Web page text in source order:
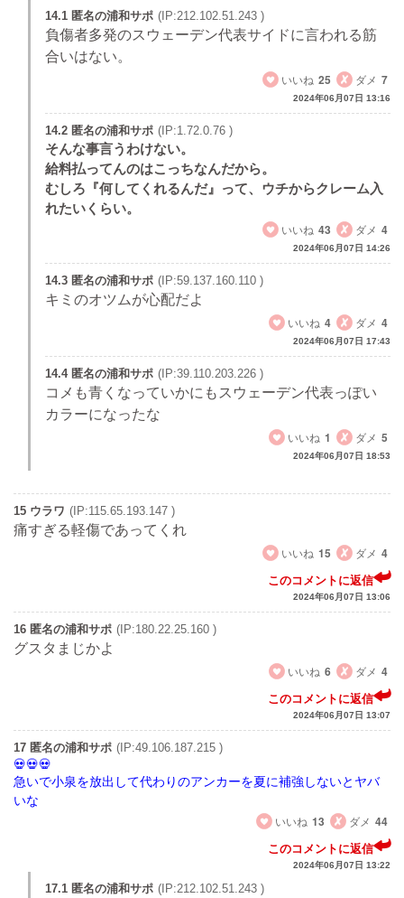
14.1 匿名の浦和サポ (IP:212.102.51.243 )
負傷者多発のスウェーデン代表サイドに言われる筋
合いはない。
いいね 25 ダメ 7
2024年06月07日 13:16
14.2 匿名の浦和サポ (IP:1.72.0.76 )
そんな事言うわけない。
給料払ってんのはこっちなんだから。
むしろ『何してくれるんだ』って、ウチからクレーム入
れたいくらい。
いいね 43 ダメ 4
2024年06月07日 14:26
14.3 匿名の浦和サポ (IP:59.137.160.110 )
キミのオツムが心配だよ
いいね 4 ダメ 4
2024年06月07日 17:43
14.4 匿名の浦和サポ (IP:39.110.203.226 )
コメも青くなっていかにもスウェーデン代表っぽい
カラーになったな
いいね 1 ダメ 5
2024年06月07日 18:53
15 ウラワ (IP:115.65.193.147 )
痛すぎる軽傷であってくれ
いいね 15 ダメ 4
このコメントに返信
2024年06月07日 13:06
16 匿名の浦和サポ (IP:180.22.25.160 )
グスタまじかよ
いいね 6 ダメ 4
このコメントに返信
2024年06月07日 13:07
17 匿名の浦和サポ (IP:49.106.187.215 )
急いで小泉を放出して代わりのアンカーを夏に補強しないとヤバ
いな
いいね 13 ダメ 44
このコメントに返信
2024年06月07日 13:22
17.1 匿名の浦和サポ (IP:212.102.51.243 )